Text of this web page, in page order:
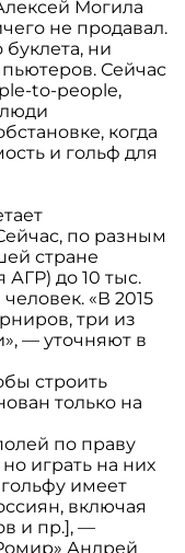
Могила
не продавал.
ни
Сейчас
to-people,
когда
и гольф для
по разным
стране
АГР) до 10 тыс.
«В 2015
три из
— уточняют в
строить
только на
по праву
играть на них
имеет
включая
и пр.], —
Андрей